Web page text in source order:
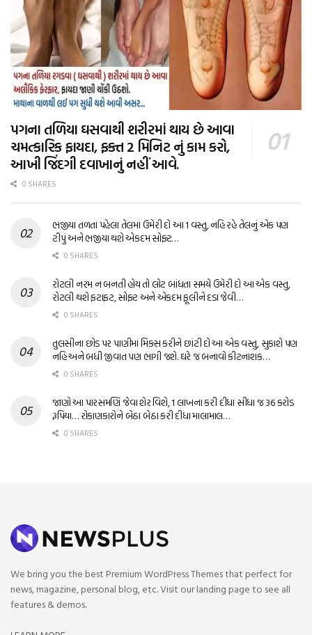
પગના તળિયા ઘસવાથી શરીરમાં થાય છે આવા
ચમત્કારિક ફાયદા, ફક્ત 2 મિનિટ નું કામ કરો,
આખી જિંદગી દવાખાનું નહીં આવે.
0 SHARES
ભજીયા તળતા પહેલા તેલમાં ઉમેરી દો આ 1 વસ્તુ, નહિ રહે તેલનું એક પણ
ટીપું અને ભજીયા થશે એકદમ સોફ્ટ…
0 SHARES
રોટલી નરમ ન બનતી હોય તો લોટ બાંધતા સમયે ઉમેરી દો આ એક વસ્તુ,
રોટલી થશે ફટાફટ, સોફ્ટ અને એકદમ ફૂલીને દડા જેવી…
0 SHARES
તુલસીના છોડ પર પાણીમાં મિક્સ કરીને છાંટી દો આ એક વસ્તુ, સુકાશે પણ
નહિ અને બધી જીવાત પણ ભાગી જશે. ઘરે જ બનાવો કીટનાશક…
0 SHARES
જાણો આ પારસમણિ જેવા શેર વિશે, 1 લાખના કરી દીધા સીધા જ 36 કરોડ
રૂપિયા… રોકાણકારોને બેઠા બેઠા કરી દીધા માલામાલ…
0 SHARES
We bring you the best Premium WordPress Themes that perfect for
news, magazine, personal blog, etc. Visit our landing page to see all
features & demos.